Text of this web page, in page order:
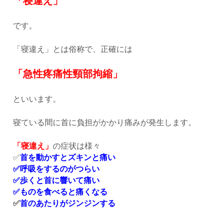
です。
「寝違え」とは俗称で、正確には
「急性疼痛性頸部拘縮」
といいます。
寝ている間に首に負担がかかり痛みが発生します。
「寝違え」 の症状は様々
✅首を動かすとズキンと痛い
✅呼吸をするのがつらい
✅歩くと首に響いて痛い
✅ものを食べると痛くなる
✅首のあたりがジンジンする